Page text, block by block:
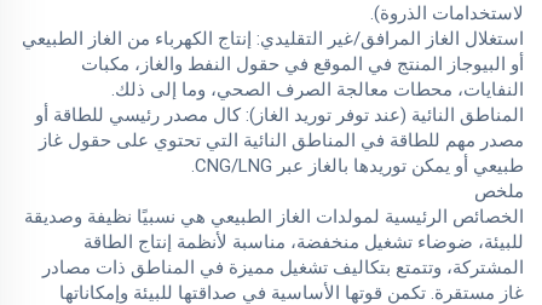
لاستخدامات الذروة).
استغلال الغاز المرافق/غير التقليدي: إنتاج الكهرباء من الغاز الطبيعي
أو البيوجاز المنتج في الموقع في حقول النفط والغاز، مكبات
النفايات، محطات معالجة الصرف الصحي، وما إلى ذلك.
المناطق النائية (عند توفر توريد الغاز): كال مصدر رئيسي للطاقة أو
مصدر مهم للطاقة في المناطق النائية التي تحتوي على حقول غاز
طبيعي أو يمكن توريدها بالغاز عبر CNG/LNG.
ملخص
الخصائص الرئيسية لمولدات الغاز الطبيعي هي نسبيًا نظيفة وصديقة
للبيئة، ضوضاء تشغيل منخفضة، مناسبة لأنظمة إنتاج الطاقة
المشتركة، وتتمتع بتكاليف تشغيل مميزة في المناطق ذات مصادر
غاز مستقرة. تكمن قوتها الأساسية في صداقتها للبيئة وإمكاناتها